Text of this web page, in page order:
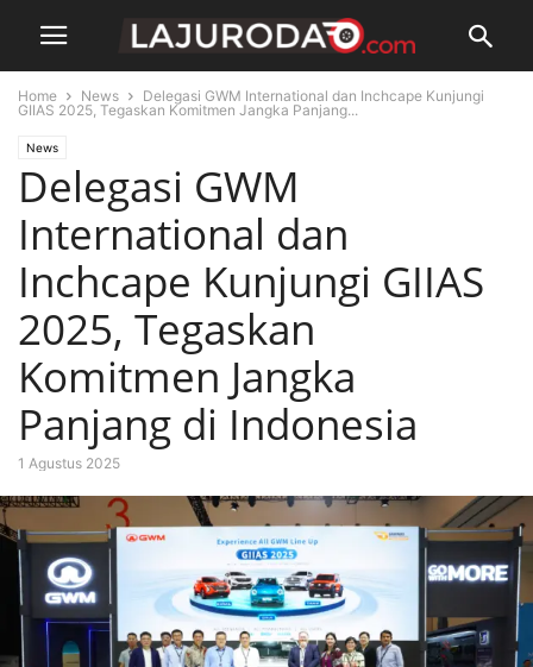
Home News
Delegasi GWM International dan Inchcape Kunjungi
GIIAS 2025, Tegaskan Komitmen Jangka Panjang...
News
Delegasi GWM
International dan
Inchcape Kunjungi GIIAS
2025, Tegaskan
Komitmen Jangka
Panjang di Indonesia
1 Agustus 2025